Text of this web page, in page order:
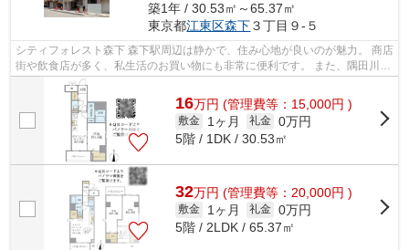
築1年 / 30.53㎡～65.37㎡
東京都江東区森下３丁目９-５
シティフォレスト森下 森下駅周辺は静かで、住み心地が良いのが魅力。 商店
街や飲食店が多く、私生活のお買い物にも非常に便利です。 また、隅田川が
近いので、都会に居ながらも自然...
16万円 (管理費等：15,000円 )
敷金 1ヶ月 礼金 0万円
5階 / 1DK / 30.53㎡
32万円 (管理費等：20,000円 )
敷金 1ヶ月 礼金 0万円
5階 / 2LDK / 65.37㎡